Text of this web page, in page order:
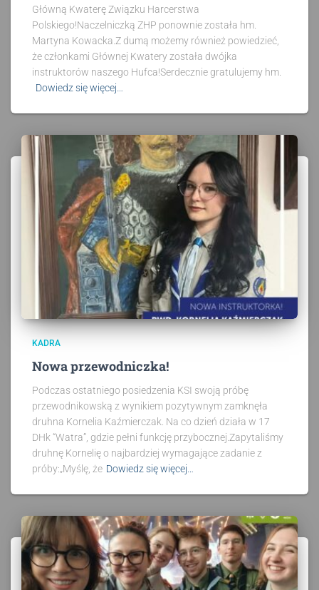
Główną Kwaterę Związku Harcerstwa
Polskiego!Naczelniczką ZHP ponownie została hm.
Martyna Kowacka.Z dumą możemy również powiedzieć,
że członkami Głównej Kwatery została dwójka
instruktorów naszego Hufca!Serdecznie gratulujemy hm.
Dowiedz się więcej…
KADRA
Nowa przewodniczka!
Podczas ostatniego posiedzenia KSI swoją próbę
przewodnikowską z wynikiem pozytywnym zamknęła
druhna Kornelia Kaźmierczak. Na co dzień działa w 17
DHk “Watra”, gdzie pełni funkcję przybocznej.Zapytaliśmy
druhnę Kornelię o najbardziej wymagające zadanie z
próby:„Myślę, że Dowiedz się więcej…